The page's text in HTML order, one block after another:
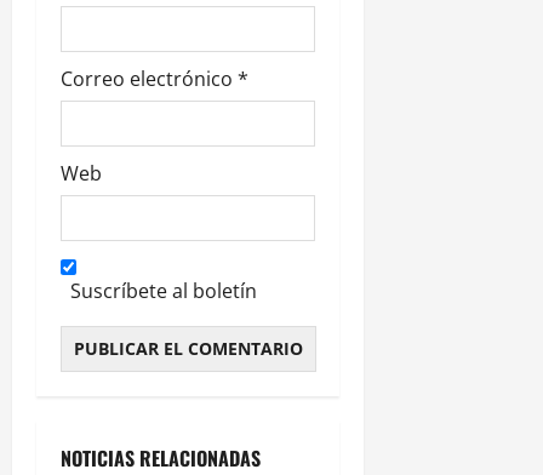
Correo electrónico *
Web
Suscríbete al boletín
NOTICIAS RELACIONADAS